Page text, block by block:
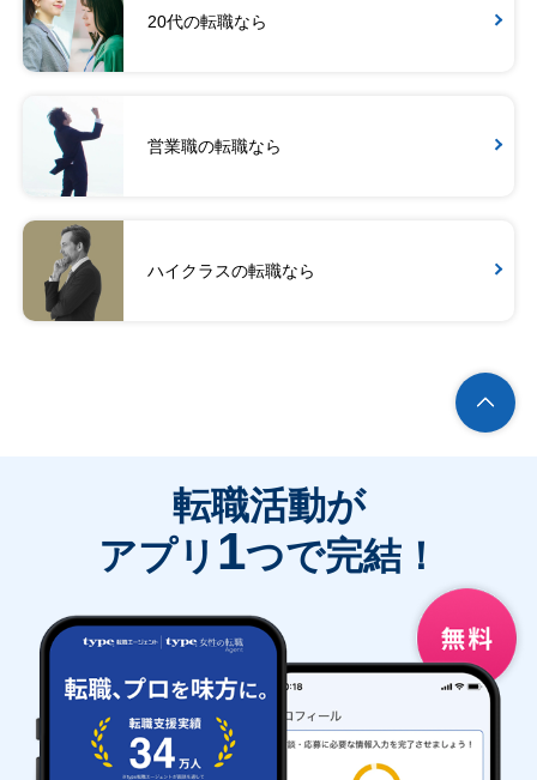
20代の転職なら
営業職の転職なら
ハイクラスの転職なら
転職活動が
アプリ 1つで完結！